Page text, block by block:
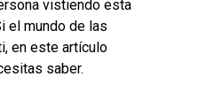
vistiendo esta
el mundo de las
en este artículo
saber.